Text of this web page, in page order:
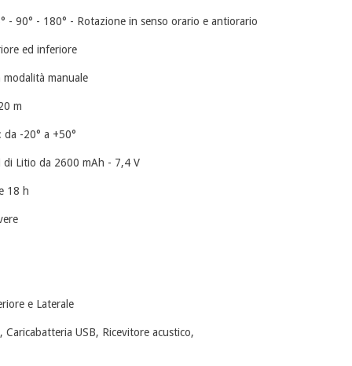
- 90° - 180° - Rotazione in senso orario e antiorario
ed inferiore
manuale
m
-20° a +50°
Litio da 2600 mAh - 7,4 V
18 h
e Laterale
USB, Ricevitore acustico,